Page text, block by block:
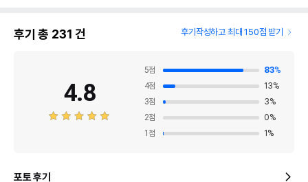
후기 총 231 건 후기작성하고 최대 150점 받기
4.8
5점 83%
4점 13%
3점 3%
2점 0%
1 점 1 %
포토 후기